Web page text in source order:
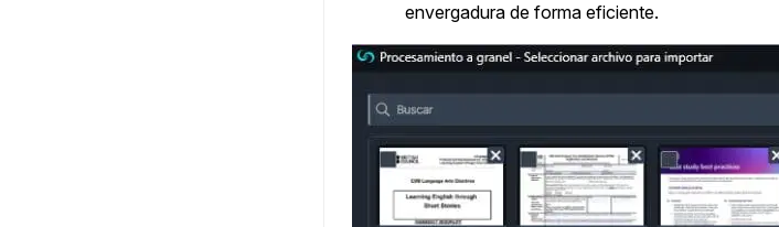
envergadura de forma eficiente.